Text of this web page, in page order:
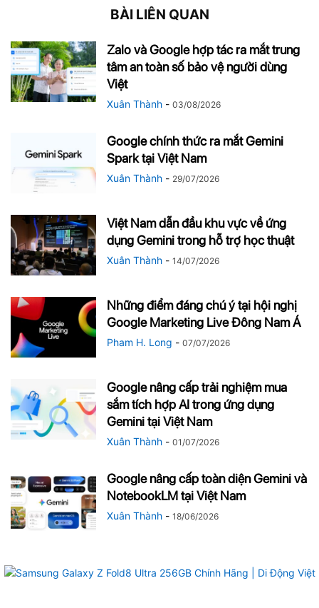
BÀI LIÊN QUAN
Zalo và Google hợp tác ra mắt trung
tâm an toàn số bảo vệ người dùng
Việt
Xuân Thành - 03/08/2026
Google chính thức ra mắt Gemini
Spark tại Việt Nam
Xuân Thành - 29/07/2026
Việt Nam dẫn đầu khu vực về ứng
dụng Gemini trong hỗ trợ học thuật
Xuân Thành - 14/07/2026
Những điểm đáng chú ý tại hội nghị
Google Marketing Live Đông Nam Á
Pham H. Long - 07/07/2026
Google nâng cấp trải nghiệm mua
sắm tích hợp AI trong ứng dụng
Gemini tại Việt Nam
Xuân Thành - 01/07/2026
Google nâng cấp toàn diện Gemini và
NotebookLM tại Việt Nam
Xuân Thành - 18/06/2026